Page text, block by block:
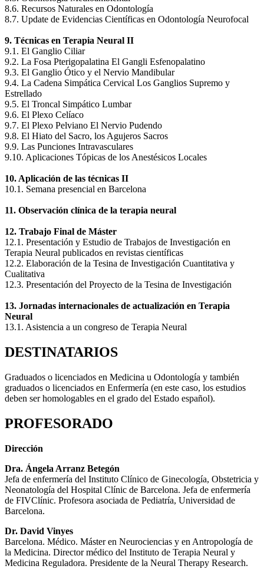
8.6. Recursos Naturales en Odontología
8.7. Update de Evidencias Científicas en Odontología Neurofocal
9. Técnicas en Terapia Neural II
9.1. El Ganglio Ciliar
9.2. La Fosa Pterigopalatina El Gangli Esfenopalatino
9.3. El Ganglio Ótico y el Nervio Mandibular
9.4. La Cadena Simpática Cervical Los Ganglios Supremo y
Estrellado
9.5. El Troncal Simpático Lumbar
9.6. El Plexo Celíaco
9.7. El Plexo Pelviano El Nervio Pudendo
9.8. El Hiato del Sacro, los Agujeros Sacros
9.9. Las Punciones Intravasculares
9.10. Aplicaciones Tópicas de los Anestésicos Locales
10. Aplicación de las técnicas II
10.1. Semana presencial en Barcelona
11. Observación clínica de la terapia neural
12. Trabajo Final de Máster
12.1. Presentación y Estudio de Trabajos de Investigación en
Terapia Neural publicados en revistas científicas
12.2. Elaboración de la Tesina de Investigación Cuantitativa y
Cualitativa
12.3. Presentación del Proyecto de la Tesina de Investigación
13. Jornadas internacionales de actualización en Terapia
Neural
13.1. Asistencia a un congreso de Terapia Neural
DESTINATARIOS
Graduados o licenciados en Medicina u Odontología y también
graduados o licenciados en Enfermería (en este caso, los estudios
deben ser homologables en el grado del Estado español).
PROFESORADO
Dirección
Dra. Ángela Arranz Betegón
Jefa de enfermería del Instituto Clínico de Ginecología, Obstetricia y
Neonatología del Hospital Clínic de Barcelona. Jefa de enfermería
de FIVClínic. Profesora asociada de Pediatría, Universidad de
Barcelona.
Dr. David Vinyes
Barcelona. Médico. Máster en Neurociencias y en Antropología de
la Medicina. Director médico del Instituto de Terapia Neural y
Medicina Reguladora. Presidente de la Neural Therapy Research.